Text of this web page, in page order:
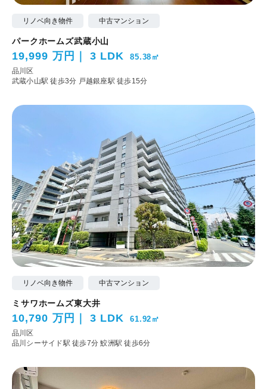
リノベ向き物件 中古マンション
パークホームズ武蔵小山
19,999 万円 3 LDK 85.38㎡
品川区
武蔵小山駅 徒歩3分 戸越銀座駅 徒歩15分
リノベ向き物件 中古マンション
ミサワホームズ東大井
10,790 万円 3 LDK 61.92㎡
品川区
品川シーサイド駅 徒歩7分鮫洲駅 徒歩6分